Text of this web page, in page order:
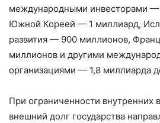
международными инвесторами —
Южной Кореей — 1 миллиард,
развития — 900 миллионов,
миллионов и другими
организациями — 1,8 миллиарда
При ограниченности внутренних
внешний долг государства